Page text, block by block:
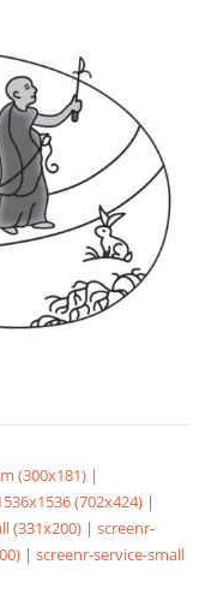
(300x181) |
(702x424) |
(331x200) |screenr-
|screenr-service-small